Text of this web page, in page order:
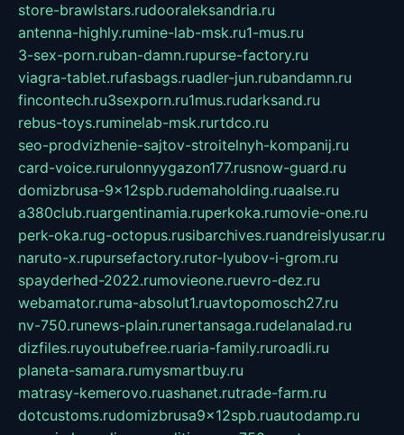
store-brawlstars.rudooraleksandria.ru
antenna-highly.rumine-lab-msk.ru1-mus.ru
3-sex-porn.ruban-damn.rupurse-factory.ru
viagra-tablet.rufasbags.ruadler-jun.rubandamn.ru
fincontech.ru3sexporn.ru1mus.rudarksand.ru
rebus-toys.ruminelab-msk.rurtdco.ru
seo-prodvizhenie-sajtov-stroitelnyh-kompanij.ru
card-voice.rurulonnyygazon177.rusnow-guard.ru
domizbrusa-9x12spb.rudemaholding.ruaalse.ru
a380club.ruargentinamia.ruperkoka.rumovie-one.ru
perk-oka.rug-octopus.rusibarchives.ruandreislyusar.ru
naruto-x.rupursefactory.rutor-lyubov-i-grom.ru
spayderhed-2022.rumovieone.ruevro-dez.ru
webamator.ruma-absolut1.ruavtopomosch27.ru
nv-750.runews-plain.runertansaga.rudelanalad.ru
dizfiles.ruyoutubefree.ruaria-family.ruroadli.ru
planeta-samara.rumysmartbuy.ru
matrasy-kemerovo.ruashanet.rutrade-farm.ru
dotcustoms.rudomizbrusa9x12spb.ruautodamp.ru